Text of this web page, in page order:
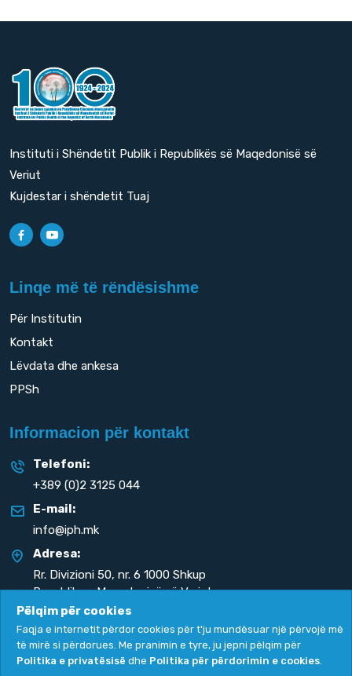
Instituti i Shëndetit Publik i Republikës së Maqedonisë së
Veriut
Kujdestar i shëndetit Tuaj
Linqe më të rëndësishme
Për Institutin
Kontakt
Lëvdata dhe ankesa
PPSh
Informacion për kontakt
Telefoni:
+389 (0)2 3125 044
E-mail:
info@iph.mk
Adresa:
Rr. Divizioni 50, nr. 6 1000 Shkup
Republika e Maqedonisë së Veriut
Politika e privatësisë Politika për përdorimin e cookies
Pëlqim për cookies
Faqja e internetit përdor cookies për t'ju mundësuar një përvojë më
të mirë si përdorues. Me pranimin e tyre, ju jepni pëlqim për
Politika e privatësisë dhe Politika për përdorimin e cookies.